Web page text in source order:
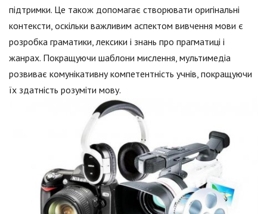
підтримки. Це також допомагає створювати оригінальні
контексти, оскільки важливим аспектом вивчення мови є
розробка граматики, лексики і знань про прагматиці і
жанрах. Покращуючи шаблони мислення, мультимедіа
розвиває комунікативну компетентність учнів, покращуючи
їх здатність розуміти мову.